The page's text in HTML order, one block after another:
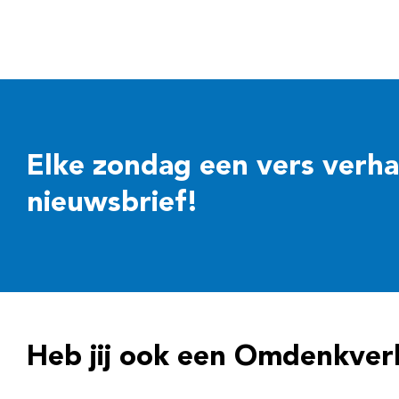
Elke zondag een vers
nieuwsbrief!
Heb jij ook een